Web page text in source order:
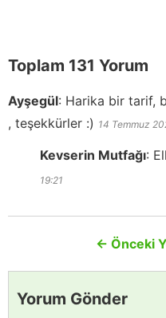
Toplam 131 Yorum
Ayşegül: Harika bir tarif,
, teşekkürler :) 14 Temmuz
Kevserin Mutfağı:
19:21
← Önceki
Yorum Gönder